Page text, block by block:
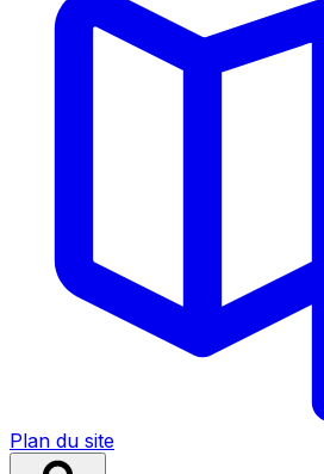
Plan du site